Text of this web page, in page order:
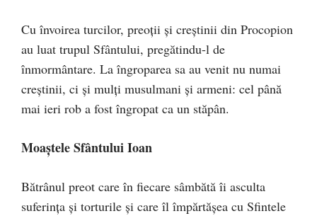
Cu învoirea turcilor, preoţii şi creştinii din Procopion
au luat trupul Sfântului, pregătindu-l de
înmormântare. La îngroparea sa au venit nu numai
creştinii, ci şi mulţi musulmani şi armeni: cel până
mai ieri rob a fost îngropat ca un stăpân.
Moaștele Sfântului Ioan
Bătrânul preot care în fiecare sâmbătă îi asculta
suferinţa şi torturile şi care îl împărtăşea cu Sfintele